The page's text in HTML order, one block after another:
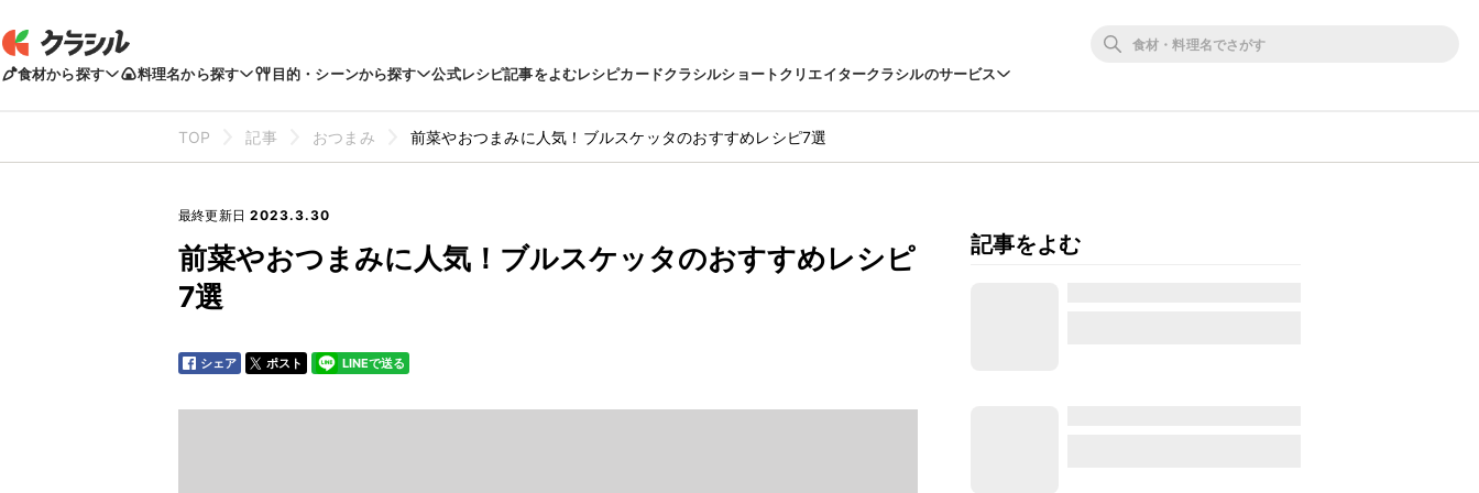
食材から探す 料理名から探す 目的・シーンから探す 公式レシピ記事をよむレシピカードクラシルショートクリエイタークラシルのサービス
TOP 記事 おつまみ 前菜やおつまみに人気！ブルスケッタのおすすめレシピ7選
最終更新日 2023.3.30
前菜やおつまみに人気！ブルスケッタのおすすめレシピ
7選
シェア ポスト LINEで送る
記事をよむ